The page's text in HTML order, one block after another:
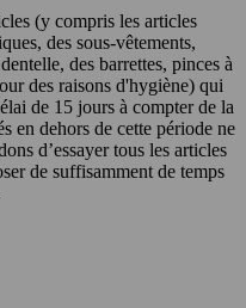
(y compris les articles
des sous-vêtements,
des barrettes, pinces à
des raisons d'hygiène) qui
de 15 jours à compter de la
en dehors de cette période ne
d’essayer tous les articles
de suffisamment de temps